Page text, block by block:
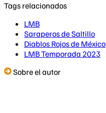
Tags relacionados
LMB
Saraperos de Saltillo
Diablos Rojos de México
LMB Temporada 2023
Sobre el autor